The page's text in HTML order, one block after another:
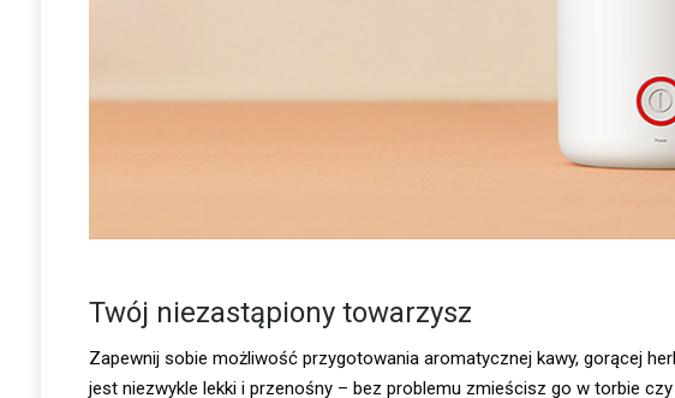
Twój niezastąpiony towarzysz
Zapewnij sobie możliwość przygotowania aromatycznej kawy, gorącej
jest niezwykle lekki i przenośny – bez problemu zmieścisz go w torbie